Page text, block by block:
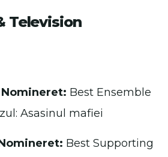
Television
Best Ensemble
Asasinul mafiei
Best Supporting